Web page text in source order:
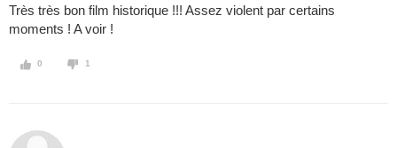
Très très bon film historique !!! Assez violent par certains
moments ! A voir !
0 1